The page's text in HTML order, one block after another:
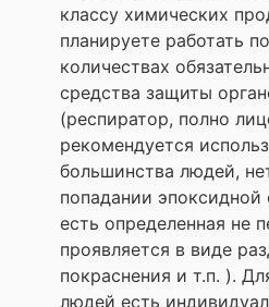
классу химических
планируете работать
количествах
средства защиты
(респиратор, полно
рекомендуется
большинства людей,
попадании
есть определенная не
проявляется в виде
покраснения и т.п. ).
людей есть